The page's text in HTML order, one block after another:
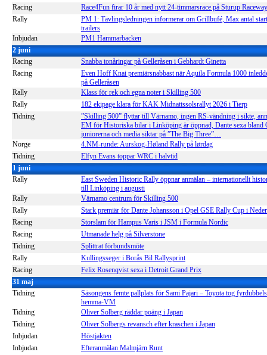
Racing
Race4Fun firar 10 år med nytt 24-timmarsrace på Sturup Raceway
Rally
PM 1: Tävlingsledningen informerar om Grillbufé, Max antal
trailers
Inbjudan
PM1 Hammarbacken
2 juni
Racing
Snabba tonåringar på Gelleråsen i Gebhardt Ginetta
Racing
Even Hoff Knai premiärsnabbast när Aquila Formula 1000
på Gelleråsen
Rally
Klass för rek och egna noter i Skilling 500
Rally
182 ekipage klara för KAK Midnattssolsrallyt 2026 i Tierp
Tidning
”Skilling 500” flyttar till Värnamo, ingen RS-vändning i sikte,
EM för Historiska bilar i Linköping är öppnad, Dante sexa bland
juniorerna och media siktar på ”The Big Three”…
Norge
4.NM-runde: Aurskog-Høland Rally på lørdag
Tidning
Elfyn Evans toppar WRC i halvtid
1 juni
Rally
East Sweden Historic Rally öppnar anmälan – internationellt
till Linköping i augusti
Rally
Värnamo centrum för Skilling 500
Rally
Stark premiär för Dante Johansson i Opel GSE Rally Cup i
Racing
Storslam för Hampus Varis i JSM i Formula Nordic
Racing
Utmanade helg på Silverstone
Tidning
Splittrat förbundsmöte
Rally
Kullingsseger i Borås Bil Rallysprint
Racing
Felix Rosenqvist sexa i Detroit Grand Prix
31 maj
Tidning
Säsongens femte pallplats för Sami Pajari – Toyota tog
hemma-VM
Tidning
Oliver Solberg räddar poäng i Japan
Tidning
Oliver Solbergs revansch efter kraschen i Japan
Inbjudan
Höstjakten
Inbjudan
Efteranmälan Malmjärn Runt